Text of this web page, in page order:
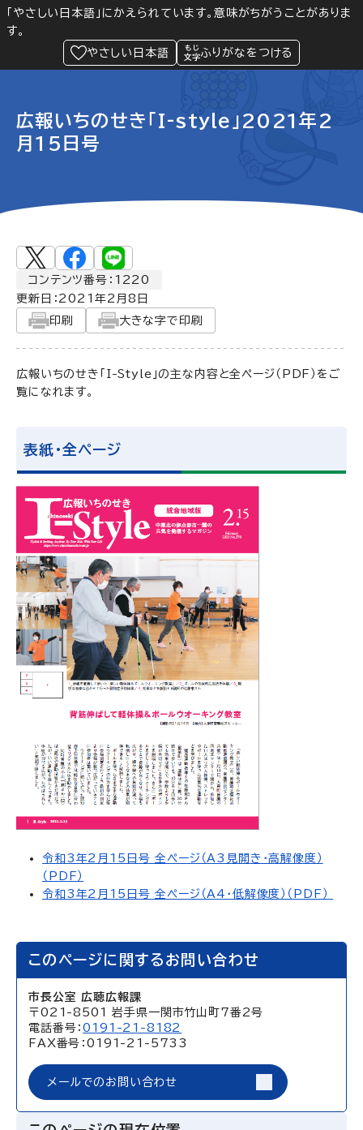
「やさしい日本語」にかえられています。意味がちがうことがありま
す。
やさしい日本語
ふりがなをつける
Language 閲覧支援
緊急情報
広報いちのせき「I-style」2021年2
月15日号
コンテンツ番号：1220
更新日： 2021年2月8日
印刷
大きな字で印刷
広報いちのせき「I-Style」の主な内容と全ページ（PDF）をご
覧になれます。
表紙・全ページ
令和3年2月15日号 全ページ（A3見開き・高解像度）
（PDF）
令和3年2月15日号 全ページ（A4・低解像度）（PDF）
このページに関するお問い合わせ
市長公室 広聴広報課
〒021-8501 岩手県一関市竹山町7番2号
電話番号：0191-21-8182
FAX番号：0191-21-5733
メールでのお問い合わせ